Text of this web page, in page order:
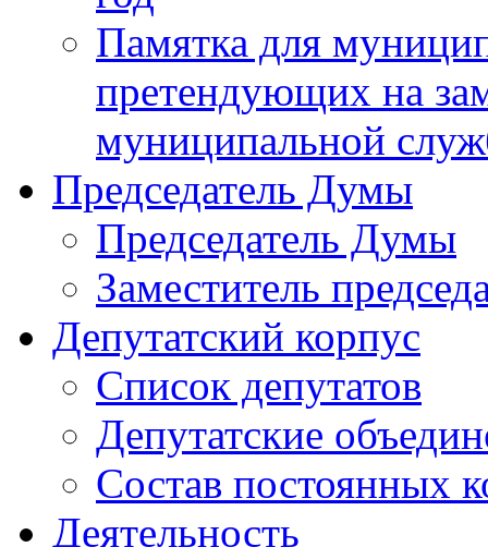
Памятка для
претендующих на
муниципальной
Председатель Думы
Председатель Думы
Заместитель
Депутатский корпус
Список депутатов
Депутатские
Состав постоянных
Деятельность